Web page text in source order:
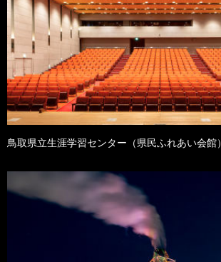
鳥取県立生涯学習センター（県民ふれあい会館）